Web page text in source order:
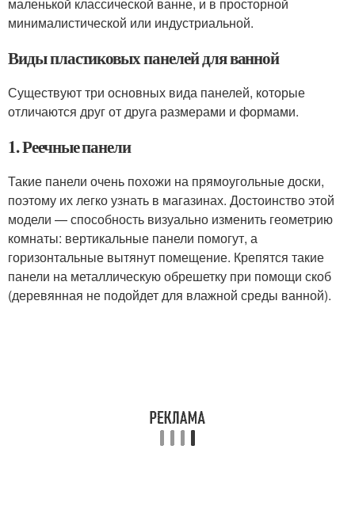
минималистической или индустриальной.
Виды пластиковых панелей для ванной
Существуют три основных вида панелей, которые
отличаются друг от друга размерами и формами.
1. Реечные панели
Такие панели очень похожи на прямоугольные доски,
поэтому их легко узнать в магазинах. Достоинство этой
модели — способность визуально изменить геометрию
комнаты: вертикальные панели помогут, а
горизонтальные вытянут помещение. Крепятся такие
панели на металлическую обрешетку при помощи скоб
(деревянная не подойдет для влажной среды ванной).